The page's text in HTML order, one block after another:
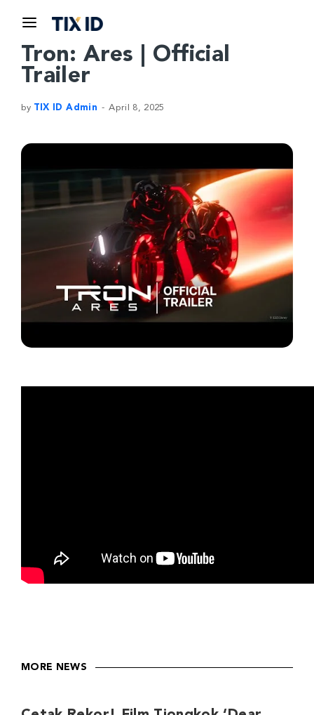
Tron: Ares | Official
Trailer
by TIX ID Admin April 8, 2025
MORE NEWS